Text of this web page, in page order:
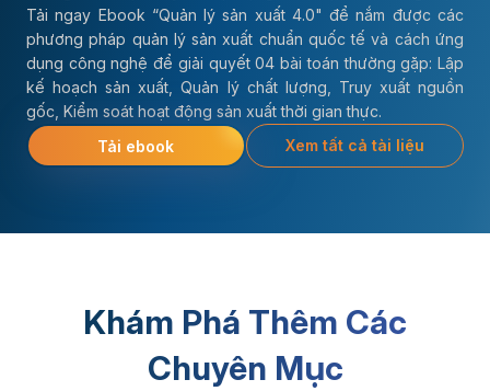
Tải ngay Ebook “Quản lý sản xuất 4.0" để nắm được các
phương pháp quản lý sản xuất chuẩn quốc tế và cách ứng
dụng công nghệ để giải quyết 04 bài toán thường gặp: Lập
kế hoạch sản xuất, Quản lý chất lượng, Truy xuất nguồn
gốc, Kiểm soát hoạt động sản xuất thời gian thực.
Tải ebook
Xem tất cả tài liệu
Khám Phá Thêm Các
Chuyên Mục
Kiến thức sản xuất